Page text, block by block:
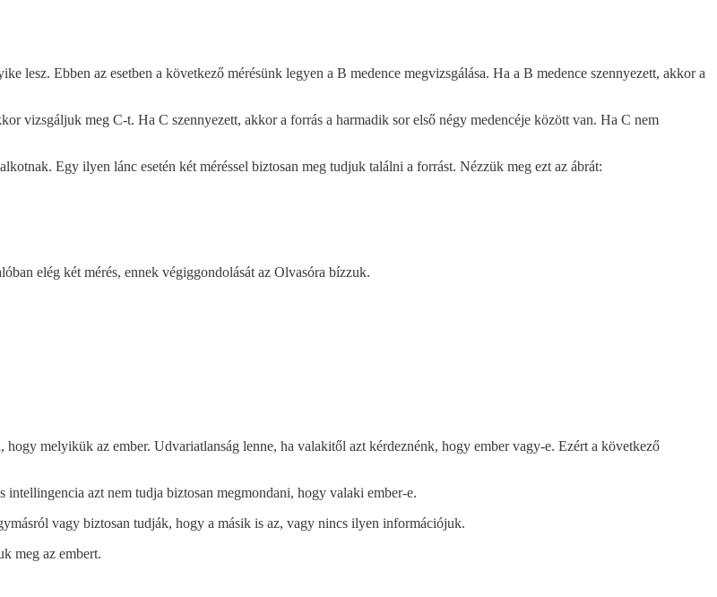
lesz. Ebben az esetben a következő mérésünk legyen a B medence megvizsgálása. Ha a B medence szennyezett, akkor a
vizsgáljuk meg C-t. Ha C szennyezett, akkor a forrás a harmadik sor első négy medencéje között van. Ha C nem
Egy ilyen lánc esetén két méréssel biztosan meg tudjuk találni a forrást. Nézzük meg ezt az ábrát:
elég két mérés, ennek végiggondolását az Olvasóra bízzuk.
melyikük az ember. Udvariatlanság lenne, ha valakitől azt kérdeznénk, hogy ember vagy-e. Ezért a következő
intellingencia azt nem tudja biztosan megmondani, hogy valaki ember-e.
vagy biztosan tudják, hogy a másik is az, vagy nincs ilyen információjuk.
meg az embert.